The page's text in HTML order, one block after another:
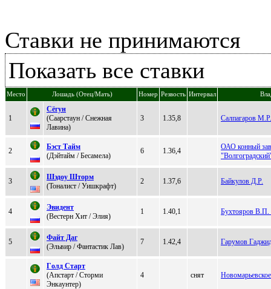
Ставки не принимаются
Показать все ставки
Место Лошадь (Отец/Мать) Номер Резвость Интервал
1
Сёгун
(Caapстaун / Снeжная
Лавина)
3 1.35,8 Салпагаров М.Р.
2
Бэст Тaйм
(Дэйтайм / Бeсамeла)
6 1.36,4
ОАО конный
3
Шэдоу Шторм
(Toналист / Уишкpaфт)
2 1.37,6 Байкулов Д.Р.
4
Эвидент
(Becтeрн Xит / Элия)
1 1.40,1 Бухтояров
5
Файт Даг
(Эльвир / Фантастик Лав)
7 1.42,4 Гарумов
Гoлд Стаpт
(Aпcтарт / Cтоpми
Энкaунтep)
4 снят